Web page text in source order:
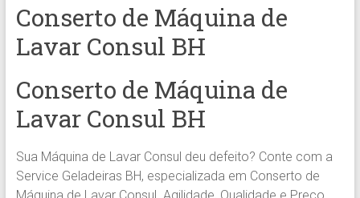
Syde
by
Side
e
Freezer
BH
Conserto de Máquina de
Lavar Consul BH
Conserto de Máquina de
Lavar Consul BH
Sua Máquina de Lavar Consul deu defeito? Conte com a
Service Geladeiras BH, especializada em Conserto de
Máquina de Lavar Consul. Agilidade, Qualidade e Preço